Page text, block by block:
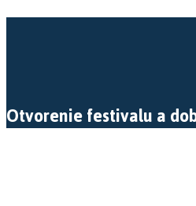
Otvorenie festivalu a